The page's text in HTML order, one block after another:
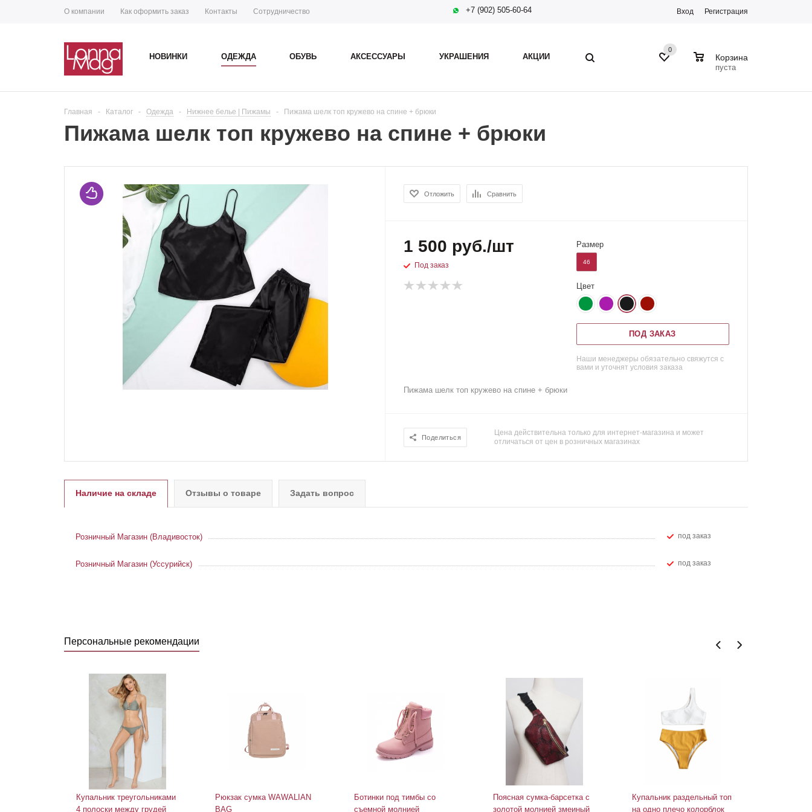
О компании Как оформить заказ Контакты Сотрудничество +7 (902) 505-60-64 Вход Регистрация
НОВИНКИ ОДЕЖДА ОБУВЬ АКСЕССУАРЫ УКРАШЕНИЯ АКЦИИ
0
Корзина
пуста
Главная - Каталог - Одежда - Нижнее белье | Пижамы - Пижама шелк топ кружево на спине + брюки
Пижама шелк топ кружево на спине + брюки
Отложить Сравнить
1 500 руб./шт
Под заказ
Размер
46
Цвет
ПОД ЗАКАЗ
Наши менеджеры обязательно свяжутся с
вами и уточнят условия заказа
Пижама шелк топ кружево на спине + брюки
Поделиться
Цена действительна только для интернет-магазина и может
отличаться от цен в розничных магазинах
Наличие на складе Отзывы о товаре Задать вопрос
Розничный Магазин (Владивосток) Под заказ
Розничный Магазин (Уссурийск) Под заказ
Персональные рекомендации
Купальник треугольниками
4 полоски между грудей
Рюкзак сумка WAWALIAN
BAG
Ботинки под тимбы со
съемной молнией
Поясная сумка-барсетка с
золотой молнией змеиный
Купальник раздельный топ
на одно плечо колорблок